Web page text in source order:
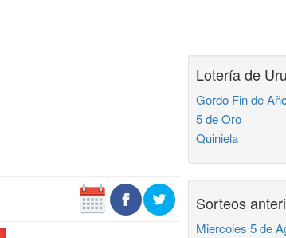
Lotería de
Gordo Fin de
5 de Oro
Quiniela
Sorteos
Miercoles 5 de